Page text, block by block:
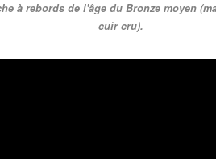
à rebords de l'âge du Bronze moyen
cuir cru).